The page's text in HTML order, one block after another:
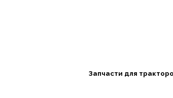
Запчасти для